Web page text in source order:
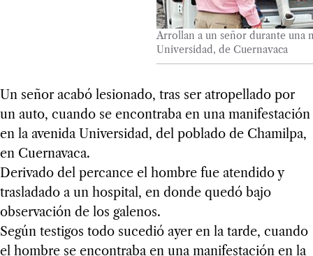
Arrollan a un señor durante una
Universidad, de Cuernavaca
Un señor acabó lesionado, tras ser atropellado por
un auto, cuando se encontraba en una manifestación
en la avenida Universidad, del poblado de Chamilpa,
en Cuernavaca.
Derivado del percance el hombre fue atendido y
trasladado a un hospital, en donde quedó bajo
observación de los galenos.
Según testigos todo sucedió ayer en la tarde, cuando
el hombre se encontraba en una manifestación en la